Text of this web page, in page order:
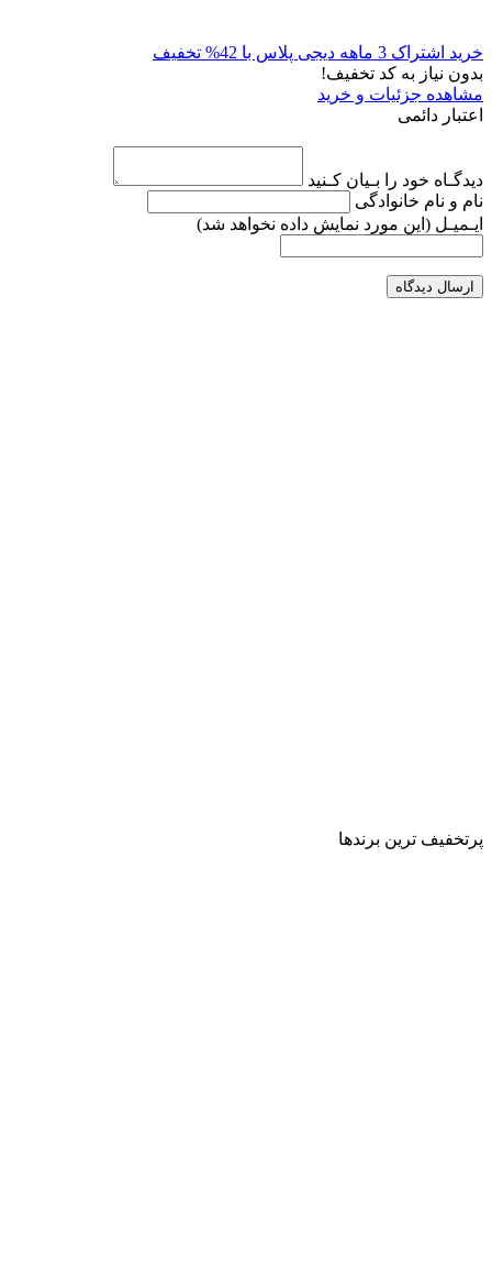
خرید اشتراک 3 ماهه دیجی پلاس با 42% تخفیف
بدون نیاز به کد تخفیف!
مشاهده جزئیات و خرید
اعتبار دائمی
دیدگـاه خود را بـیان کـنید
نام و نام خانوادگی
ایـمیـل (این مورد نمایش داده نخواهد شد)
ارسال دیدگاه
پرتخفیف ترین برندها